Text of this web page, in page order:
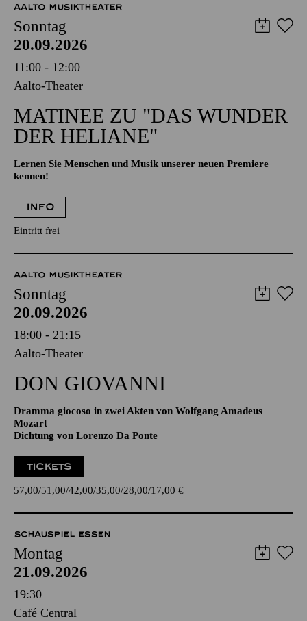
AALTO MUSIKTHEATER
Sonntag
20.09.2026
11:00 - 12:00
Aalto-Theater
MATINEE ZU "DAS WUNDER
DER HELIANE"
Lernen Sie Menschen und Musik unserer neuen Premiere
kennen!
INFO
Eintritt frei
AALTO MUSIKTHEATER
Sonntag
20.09.2026
18:00 - 21:15
Aalto-Theater
DON GIO­VANNI
Dramma giocoso in zwei Akten von Wolfgang Amadeus
Mozart
Dichtung von Lorenzo Da Ponte
TICKETS
57,00 51,00 42,00 35,00 28,00 17,00 €
SCHAUSPIEL ESSEN
Montag
21.09.2026
19:30
Café Central